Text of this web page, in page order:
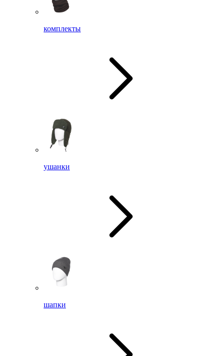
комплекты
ушанки
шапки